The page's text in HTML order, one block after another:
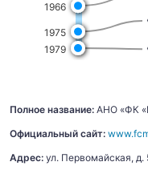
1966
1975
1979
Полное название: АНО «ФК
Официальный сайт:
Адрес: ул. Первомайская, д.